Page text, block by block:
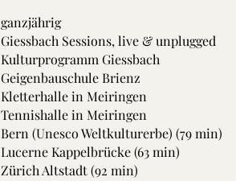
ganzjährig
Giessbach Sessions, live & unplugged
Kulturprogramm Giessbach
Geigenbauschule Brienz
Kletterhalle in Meiringen
Tennishalle in Meiringen
Bern (Unesco Weltkulturerbe) (79 min)
Lucerne Kappelbrücke (63 min)
Zürich Altstadt (92 min)